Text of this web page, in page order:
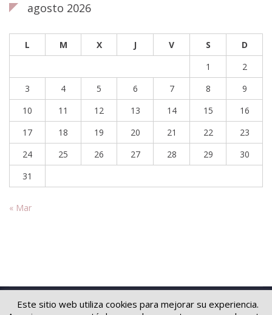
agosto 2026
L M X J V S
D
1
2
3
4 5 6 7 8
9
10
11 12 13 14 15
16
17
18 19 20 21 22
23
24
25 26 27 28 29
30
31
« Mar
Copyright © 2026Soluciones jurídicas. Todos los derechos reservados.
TemaSufficede ThemeGrill. Funciona con:WordPress.
Este sitio web utiliza cookies para mejorar su experiencia.